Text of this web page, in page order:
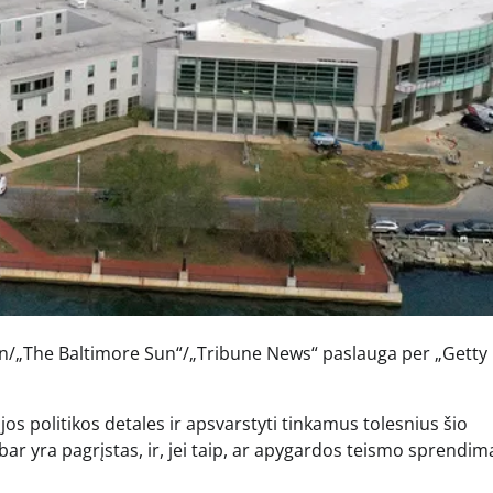
„The Baltimore Sun“/„Tribune News“ paslauga per „Getty
politikos detales ir apsvarstyti tinkamus tolesnius šio
yra pagrįstas, ir, jei taip, ar apygardos teismo